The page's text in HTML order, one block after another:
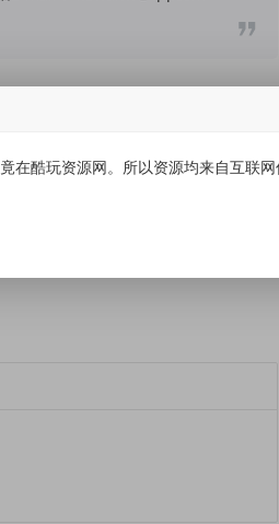
酷玩资源网。所以资源均来自互联